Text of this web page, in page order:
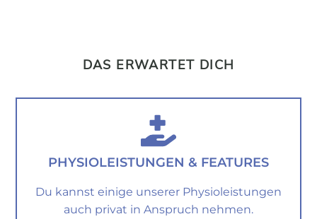
DAS ERWARTET DICH
PHYSIOLEISTUNGEN & FEATURES
Du kannst einige unserer Physioleistungen
auch privat in Anspruch nehmen.